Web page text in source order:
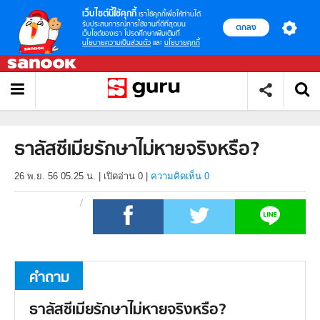
เว็บไซต์นี้ใช้คุกกี้ เราใช้คุกกี้เพื่อให้ท่านได้
รับประสบการณ์การใช้งานที่ดีที่สุดบน
เว็บไซต์ของเรา โปรดศึกษาเพิ่มเติมที่
นโยบายความเป็นส่วนตัว และ นโยบายคุกกี้
ตกลง
ธาลัสซีเมียรักษาไม่หายจริงหรือ?
26 พ.ย. 56 05.25 น. เปิดอ่าน 0 ความคิดเห็น 0
คำถาม
ธาลัสซีเมียรักษาไม่หายจริงหรือ?